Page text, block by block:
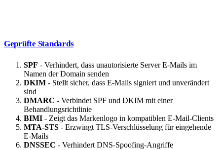
Geprüfte Standards
SPF - Verhindert, dass unautorisierte Server E-Mails im
Namen der Domain senden
DKIM - Stellt sicher, dass E-Mails signiert und unverändert
sind
DMARC - Verbindet SPF und DKIM mit einer
Behandlungsrichtlinie
BIMI - Zeigt das Markenlogo in kompatiblen E-Mail-Clients
MTA-STS - Erzwingt TLS-Verschlüsselung für eingehende
E-Mails
DNSSEC - Verhindert DNS-Spoofing-Angriffe